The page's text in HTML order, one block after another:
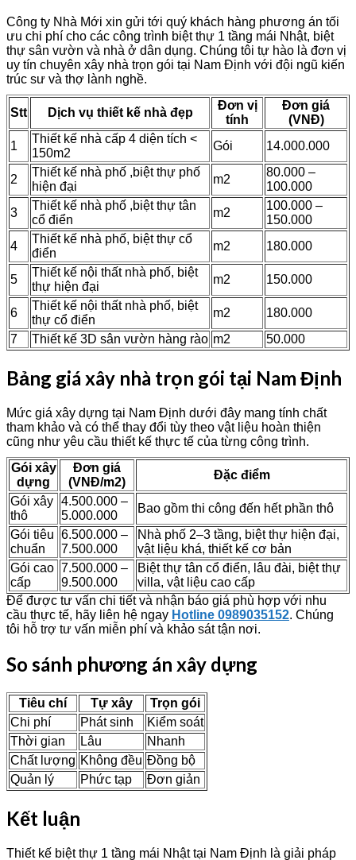
Công ty Nhà Mới xin gửi tới quý khách hàng phương án tối
ưu chi phí cho các công trình biệt thự 1 tầng mái Nhật, biệt
thự sân vườn và nhà ở dân dụng. Chúng tôi tự hào là đơn vị
uy tín chuyên xây nhà trọn gói tại Nam Định với đội ngũ kiến
trúc sư và thợ lành nghề.
Stt Dịch vụ thiết kế nhà đẹp
Đơn vị
tính
Đơn giá
(VNĐ)
1
Thiết kế nhà cấp 4 diện tích <
150m2
Gói 14.000.000
2
Thiết kế nhà phố ,biệt thự phố
hiện đại
m2
80.000 –
100.000
3
Thiết kế nhà phố ,biệt thự tân
cổ điển
m2
100.000 –
150.000
4
Thiết kế nhà phố, biệt thự cổ
điển
m2 180.000
5
Thiết kế nội thất nhà phố, biệt
thự hiện đại
m2 150.000
6
Thiết kế nội thất nhà phố, biệt
thự cổ điển
m2
180.000
7
Thiết kế 3D sân vườn hàng rào m2 50.000
Bảng giá xây nhà trọn gói tại Nam Định
Mức giá xây dựng tại Nam Định dưới đây mang tính chất
tham khảo và có thể thay đổi tùy theo vật liệu hoàn thiện
cũng như yêu cầu thiết kế thực tế của từng công trình.
Gói xây
dựng
Đơn giá
(VNĐ/m2)
Đặc điểm
Gói xây
thô
4.500.000 –
5.000.000
Bao gồm thi công đến hết phần thô
Gói tiêu
chuẩn
6.500.000 –
7.500.000
Nhà phố 2–3 tầng, biệt thự hiện đại,
vật liệu khá, thiết kế cơ bản
Gói cao
cấp
7.500.000 –
9.500.000
Biệt thự tân cổ điển, lâu đài, biệt thự
villa, vật liệu cao cấp
Để được tư vấn chi tiết và nhận báo giá phù hợp với nhu
cầu thực tế, hãy liên hệ ngay Hotline 0989035152. Chúng
tôi hỗ trợ tư vấn miễn phí và khảo sát tận nơi.
So sánh phương án xây dựng
Tiêu chí Tự xây
Trọn gói
Chi phí
Phát sinh
Kiểm soát
Thời gian
Lâu
Nhanh
Chất lượng Không đều Đồng bộ
Quản lý
Phức tạp Đơn giản
Kết luận
Thiết kế biệt thự 1 tầng mái Nhật tại Nam Định là giải pháp